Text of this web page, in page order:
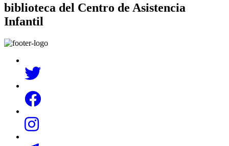
biblioteca del Centro de Asistencia
Infantil